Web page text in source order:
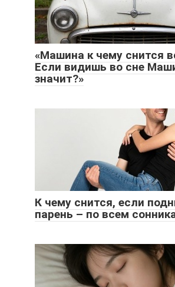
«Машина к чему снится
Если видишь во сне
значит?»
К чему снится, если
парень – по всем